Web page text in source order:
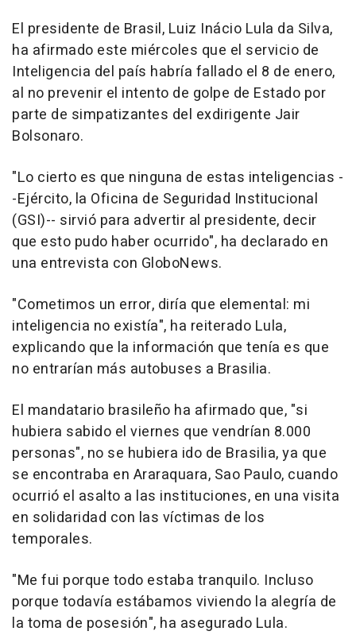
El presidente de Brasil, Luiz Inácio Lula da Silva,
ha afirmado este miércoles que el servicio de
Inteligencia del país habría fallado el 8 de enero,
al no prevenir el intento de golpe de Estado por
parte de simpatizantes del exdirigente Jair
Bolsonaro.
"Lo cierto es que ninguna de estas inteligencias -
-Ejército, la Oficina de Seguridad Institucional
(GSI)-- sirvió para advertir al presidente, decir
que esto pudo haber ocurrido", ha declarado en
una entrevista con GloboNews.
"Cometimos un error, diría que elemental: mi
inteligencia no existía", ha reiterado Lula,
explicando que la información que tenía es que
no entrarían más autobuses a Brasilia.
El mandatario brasileño ha afirmado que, "si
hubiera sabido el viernes que vendrían 8.000
personas", no se hubiera ido de Brasilia, ya que
se encontraba en Araraquara, Sao Paulo, cuando
ocurrió el asalto a las instituciones, en una visita
en solidaridad con las víctimas de los
temporales.
"Me fui porque todo estaba tranquilo. Incluso
porque todavía estábamos viviendo la alegría de
la toma de posesión", ha asegurado Lula.